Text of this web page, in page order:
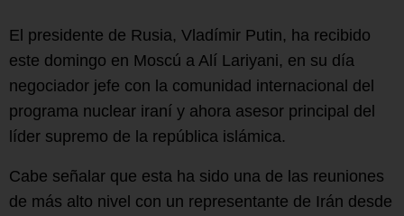
El presidente de Rusia, Vladímir Putin, ha recibido
este domingo en Moscú a Alí Lariyani, en su día
negociador jefe con la comunidad internacional del
programa nuclear iraní y ahora asesor principal del
líder supremo de la república islámica.
Cabe señalar que esta ha sido una de las reuniones
de más alto nivel con un representante de Irán desde